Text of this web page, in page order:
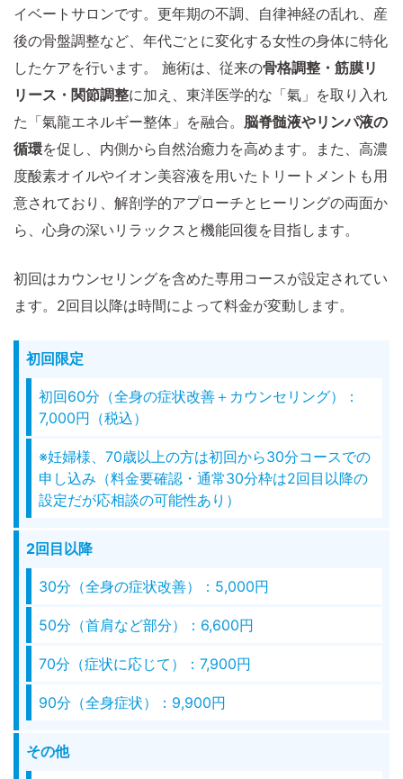
イベートサロンです。更年期の不調、自律神経の乱れ、産
後の骨盤調整など、年代ごとに変化する女性の身体に特化
したケアを行います。 施術は、従来の骨格調整・筋膜リ
リース・関節調整に加え、東洋医学的な「氣」を取り入れ
た「氣龍エネルギー整体」を融合。 脳脊髄液やリンパ液の
循環を促し、内側から自然治癒力を高めます。また、高濃
度酸素オイルやイオン美容液を用いたトリートメントも用
意されており、解剖学的アプローチとヒーリングの両面か
ら、心身の深いリラックスと機能回復を目指します。
初回はカウンセリングを含めた専用コースが設定されてい
ます。2回目以降は時間によって料金が変動します。
初回限定
初回60分（全身の症状改善＋カウンセリング）：
7,000円（税込）
※妊婦様、70歳以上の方は初回から30分コースでの
申し込み（料金要確認・通常30分枠は2回目以降の
設定だが応相談の可能性あり）
2回目以降
30分（全身の症状改善）：5,000円
50分（首肩など部分）：6,600円
70分（症状に応じて）：7,900円
90分（全身症状）：9,900円
その他